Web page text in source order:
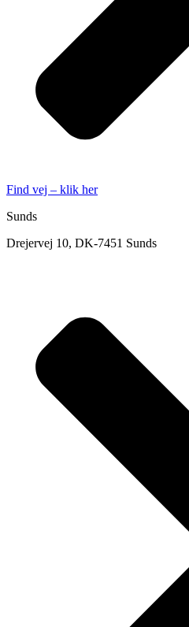
Find vej – klik her
Sunds
Drejervej 10, DK-7451 Sunds